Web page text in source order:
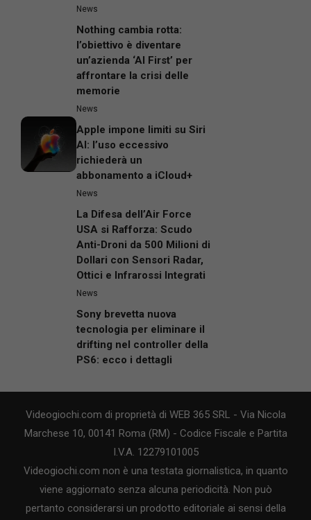
News
Nothing cambia rotta:
l’obiettivo è diventare
un’azienda ‘AI First’ per
affrontare la crisi delle
memorie
News
Apple impone limiti su Siri
AI: l’uso eccessivo
richiederà un
abbonamento a iCloud+
News
La Difesa dell’Air Force
USA si Rafforza: Scudo
Anti-Droni da 500 Milioni di
Dollari con Sensori Radar,
Ottici e Infrarossi Integrati
News
Sony brevetta nuova
tecnologia per eliminare il
drifting nel controller della
PS6: ecco i dettagli
Videogiochi.com di proprietà di WEB 365 SRL - Via Nicola
Marchese 10, 00141 Roma (RM) - Codice Fiscale e Partita
I.V.A. 12279101005
Videogiochi.com non è una testata giornalistica, in quanto
viene aggiornato senza alcuna periodicità. Non può
pertanto considerarsi un prodotto editoriale ai sensi della